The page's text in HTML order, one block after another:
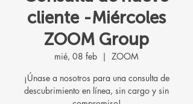
cliente -Miércoles
ZOOM Group
mié, 08 feb
  |
ZOOM
¡Únase a nosotros para una consulta de
descubrimiento en línea, sin cargo y sin